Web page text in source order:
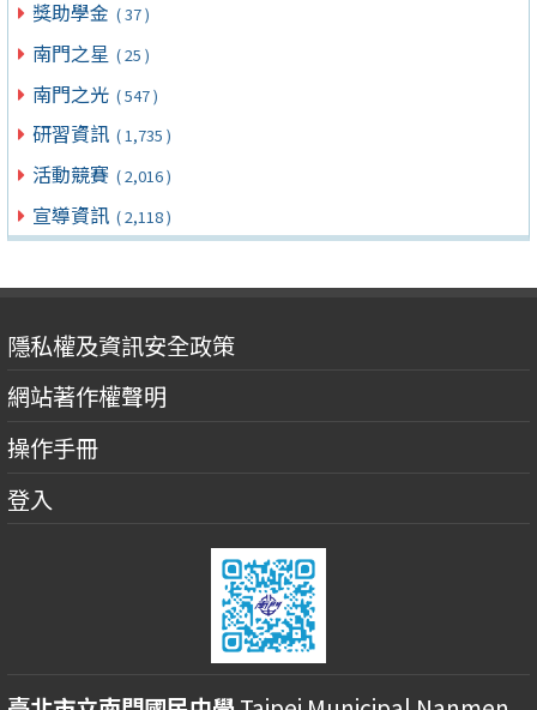
獎助學金 ( 37 )
南門之星 ( 25 )
南門之光 ( 547 )
研習資訊 ( 1,735 )
活動競賽 ( 2,016 )
宣導資訊 ( 2,118 )
隱私權及資訊安全政策
網站著作權聲明
操作手冊
登入